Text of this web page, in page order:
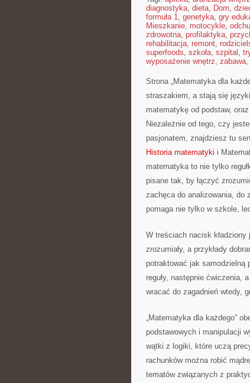
diagnostyka, dieta, Dom,
formuła 1, genetyka, gry
Mieszkanie, motocykle,
zdrowotna, profilaktyka,
rehabilitacja, remont,
superfoods, szkoła, szpital ,
wyposażenie wnętrz, zabawa,
Strona „Matematyka dla
straszakiem, a stają się
matematykę od podstaw,
Niezależnie od tego, czy
pasjonatem, znajdziesz tu
Historia matematyki i
matematyka to nie tylko
pisane tak, by łączyć
zachęca do analizowania, do
pomaga nie tylko w szkole,
W treściach nacisk
zrozumiały, a przykłady
potraktować jak samodzielną
reguły, następnie ćwiczenia,
wracać do zagadnień wtedy,
„Matematyka dla każdego”
podstawowych i manipulacji
wątki z logiki, które uczą
rachunków można robić
tematów związanych z